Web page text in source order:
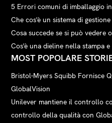
5 Errori comuni di imballaggio
Che cos'è un sistema di
Cosa succede se si può vedere
Cos'è una dieline nella stampa
MOST POPOLARE
Bristol-Myers Squibb Fornisce
GlobalVision
Unilever mantiene il controllo
controllo della qualità con